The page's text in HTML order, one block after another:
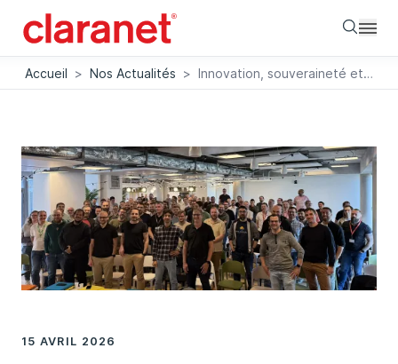
Accueil > Nos Actualités > Innovation, souveraineté et plateformes au cœur du Tech Summit 2026 de Claranet
15 AVRIL 2026